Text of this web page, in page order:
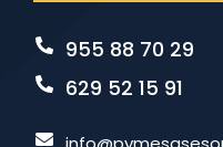
955 88 70 29
629 52 15 91